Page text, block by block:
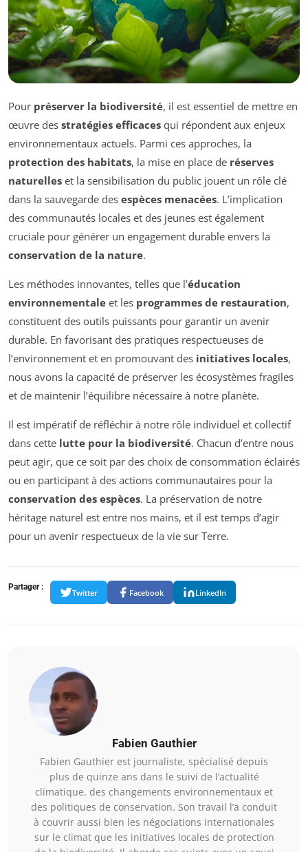
Pour préserver la biodiversité, il est essentiel de mettre en
œuvre des stratégies efficaces qui répondent aux enjeux
environnementaux actuels. Parmi ces approches, la
protection des habitats, la mise en place de réserves
naturelles et la sensibilisation du public jouent un rôle clé
dans la sauvegarde des espèces menacées. L’implication
des communautés locales et des jeunes est également
cruciale pour générer un engagement durable envers la
conservation de la nature.
Les méthodes innovantes, telles que l’éducation
environnementale et les programmes de restauration,
constituent des outils puissants pour garantir un avenir
durable. En favorisant des pratiques respectueuses de
l’environnement et en promouvant des initiatives locales,
nous avons la capacité de préserver les écosystèmes fragiles
et de maintenir l’équilibre nécessaire à notre planète.
Il est impératif de réfléchir à notre rôle individuel et collectif
dans cette lutte pour la biodiversité. Chacun d’entre nous
peut agir, que ce soit par des choix de consommation éclairés
ou en participant à des actions communautaires pour la
conservation des espèces. La préservation de notre
héritage naturel est entre nos mains, et il est temps d’agir
pour un avenir respectueux de la vie sur Terre.
Partager :
Twitter Facebook LinkedIn
Fabien Gauthier
Fabien Gauthier est journaliste, spécialisé depuis
plus de quinze ans dans le suivi de l’actualité
climatique, des changements environnementaux et
des politiques de conservation. Son travail l’a conduit
à couvrir aussi bien les négociations internationales
sur le climat que les initiatives locales de protection